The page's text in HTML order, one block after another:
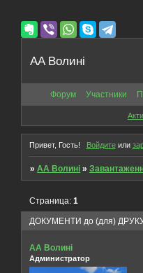
AA Волині
Форум Участники
Привет, Гость! Войдитеили
»AA Волині »
ДОКУМЕНТИ до (для)
Страница:1
АА Волині
Администратор